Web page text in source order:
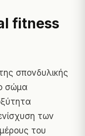
fitness
σπονδυλικής
σώμα
των
του